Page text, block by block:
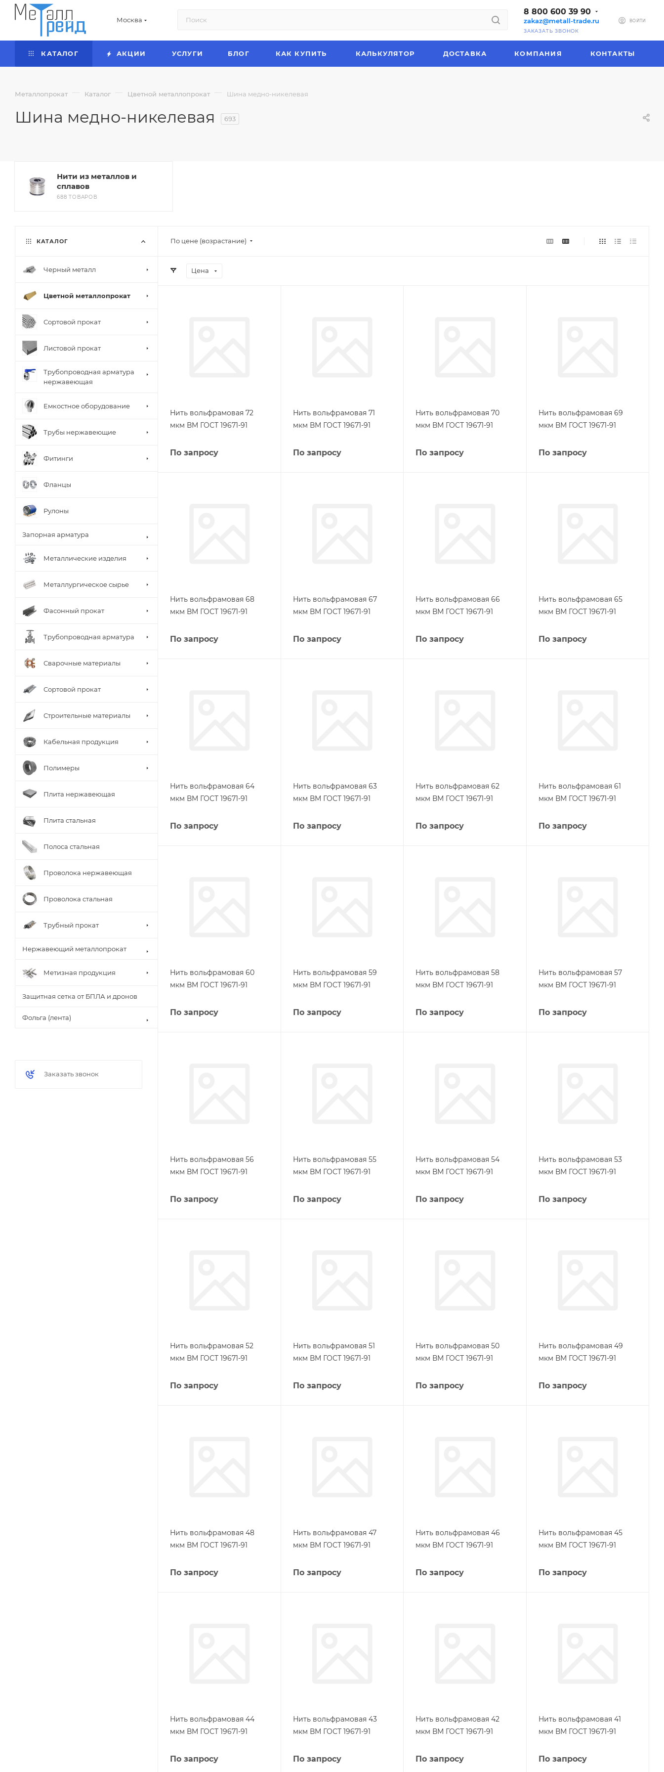
Москва
8 800 600 39 90
zakaz@metall-trade.ru
ЗАКАЗАТЬ ЗВОНОК
ВОЙТИ
КАТАЛОГ АКЦИИ УСЛУГИ БЛОГ КАК КУПИТЬ КАЛЬКУЛЯТОР ДОСТАВКА КОМПАНИЯ КОНТАКТЫ
Металлопрокат — Каталог — Цветной металлопрокат — Шина медно-никелевая
Шина медно-никелевая 693
Нити из металлов и
сплавов
688 ТОВАРОВ
По цене (возрастание)
Цена
Нить вольфрамовая 72
мкм ВМ ГОСТ 19671-91
По запросу
Нить вольфрамовая 71
мкм ВМ ГОСТ 19671-91
По запросу
Нить вольфрамовая 70
мкм ВМ ГОСТ 19671-91
По запросу
Нить вольфрамовая 69
мкм ВМ ГОСТ 19671-91
По запросу
Нить вольфрамовая 68
мкм ВМ ГОСТ 19671-91
По запросу
Нить вольфрамовая 67
мкм ВМ ГОСТ 19671-91
По запросу
Нить вольфрамовая 66
мкм ВМ ГОСТ 19671-91
По запросу
Нить вольфрамовая 65
мкм ВМ ГОСТ 19671-91
По запросу
Нить вольфрамовая 64
мкм ВМ ГОСТ 19671-91
По запросу
Нить вольфрамовая 63
мкм ВМ ГОСТ 19671-91
По запросу
Нить вольфрамовая 62
мкм ВМ ГОСТ 19671-91
По запросу
Нить вольфрамовая 61
мкм ВМ ГОСТ 19671-91
По запросу
Нить вольфрамовая 60
мкм ВМ ГОСТ 19671-91
По запросу
Нить вольфрамовая 59
мкм ВМ ГОСТ 19671-91
По запросу
Нить вольфрамовая 58
мкм ВМ ГОСТ 19671-91
По запросу
Нить вольфрамовая 57
мкм ВМ ГОСТ 19671-91
По запросу
Нить вольфрамовая 56
мкм ВМ ГОСТ 19671-91
По запросу
Нить вольфрамовая 55
мкм ВМ ГОСТ 19671-91
По запросу
Нить вольфрамовая 54
мкм ВМ ГОСТ 19671-91
По запросу
Нить вольфрамовая 53
мкм ВМ ГОСТ 19671-91
По запросу
Нить вольфрамовая 52
мкм ВМ ГОСТ 19671-91
По запросу
Нить вольфрамовая 51
мкм ВМ ГОСТ 19671-91
По запросу
Нить вольфрамовая 50
мкм ВМ ГОСТ 19671-91
По запросу
Нить вольфрамовая 49
мкм ВМ ГОСТ 19671-91
По запросу
Нить вольфрамовая 48
мкм ВМ ГОСТ 19671-91
По запросу
Нить вольфрамовая 47
мкм ВМ ГОСТ 19671-91
По запросу
Нить вольфрамовая 46
мкм ВМ ГОСТ 19671-91
По запросу
Нить вольфрамовая 45
мкм ВМ ГОСТ 19671-91
По запросу
Нить вольфрамовая 44
мкм ВМ ГОСТ 19671-91
По запросу
Нить вольфрамовая 43
мкм ВМ ГОСТ 19671-91
По запросу
Нить вольфрамовая 42
мкм ВМ ГОСТ 19671-91
По запросу
Нить вольфрамовая 41
мкм ВМ ГОСТ 19671-91
По запросу
КАТАЛОГ
Черный металл
Цветной металлопрокат
Сортовой прокат
Листовой прокат
Трубопроводная арматура
нержавеющая
Емкостное оборудование
Трубы нержавеющие
Фитинги
Фланцы
Рулоны
Запорная арматура
Металлические изделия
Металлургическое сырье
Фасонный прокат
Трубопроводная арматура
Сварочные материалы
Сортовой прокат
Строительные материалы
Кабельная продукция
Полимеры
Плита нержавеющая
Плита стальная
Полоса стальная
Проволока нержавеющая
Проволока стальная
Трубный прокат
Нержавеющий металлопрокат
Метизная продукция
Защитная сетка от БПЛА и дронов
Фольга (лента)
Заказать звонок